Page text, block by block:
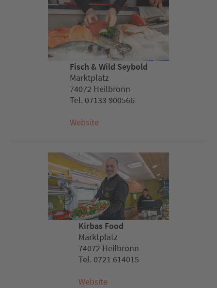
Fisch & Wild Seybold
Marktplatz
74072 Heilbronn
Tel. 07133 900566
Website
Kirbas Food
Marktplatz
74072 Heilbronn
Tel. 0721 614015
Website